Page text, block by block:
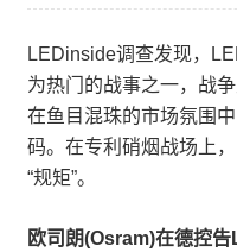
LEDinside调查发现，
为热门的战事之一，战
在鱼目混珠的市场氛围
码。在专利硝烟战场上
“规矩”。
欧司朗(Osram)在德控